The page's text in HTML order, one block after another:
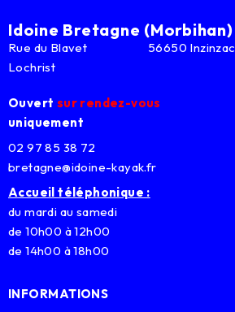
Idoine Bretagne (Morbihan)
Rue du Blavet 56650 Inzinzac
Lochrist
Ouvert sur rendez-vous
uniquement
02 97 85 38 72
bretagne@idoine-kayak.fr
Accueil téléphonique :
du mardi au samedi
de 10h00 à 12h00
de 14h00 à 18h00
INFORMATIONS